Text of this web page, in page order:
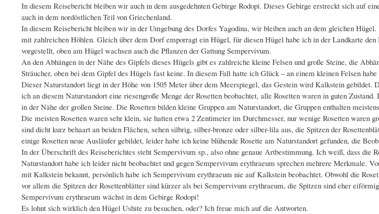
In diesem Reisebericht bleiben wir auch in dem ausgedehnten Gebirge Rodopi. Dieses Gebirge erstreckt sich auf
auch in dem nordöstlichen Teil von Griechenland.
In diesem Reisebericht bleiben wir in der Umgebung des Dorfes Yagodina, wir bleiben auch an dem gleichen
mit zahlreichen Höhlen. Gleich über dem Dorf emporragt ein Hügel, für diesen Hügel habe ich in der Landkarte
vorgestellt, oben am Hügel wachsen auch die Pflanzen der Gattung Sempervivum.
An den Abhängen in der Nähe des Gipfels dieses Hügels gibt es zahlreiche kleine Felsen und große Steine, die
Sträucher, oben bei dem Gipfel des Hügels fast keine. In diesem Fall hatte ich Glück – an einem kleinen Felsen
Dieser Naturstandort liegt in der Höhe von 1505 Meter über dem Meerspiegel, das Gestein wird Kalkstein
ich an diesem Naturstandort eine riesengroße Menge der Rosetten beobachtet, alle Rosetten waren in guten
in der Nähe der großen Steine. Die Rosetten bilden kleine Gruppen am Naturstandort, die Gruppen enthalten
Die meisten Rosetten waren sehr klein, sie hatten etwa 2 Zentimeter im Durchmesser, nur wenige Rosetten waren
sind dicht kurz behaart an beiden Flächen, sehen silbrig, silber-bronze oder silber-lila aus, die Spitzen der
einige Rosetten neue Ausläufer gebildet, leider habe ich keine blühende Rosette am Naturstandort gefunden, die
In der Überschrift des Reiseberichtes steht Sempervivum sp., also ohne genaue Artbestimmung. Ich weiß, dass
Naturstandort habe ich leider nicht beobachtet und gegen Sempervivum erythraeum sprechen mehrere Merkmale.
mit Kalkstein bekannt, persönlich habe ich Sempervivum erythraeum nie auf Kalkstein beobachtet. Obwohl die
vor allem die Spitzen der Rosettenblätter sind kürzer als bei Sempervivum erythraeum, die Spitzen sind eher
Sempervivum erythraeum wächst in dem Gebirge Rodopi!
Es lohnt sich wirklich den Hügel Ushite zu besuchen, oder? Ich freue mich auf die Antworten.